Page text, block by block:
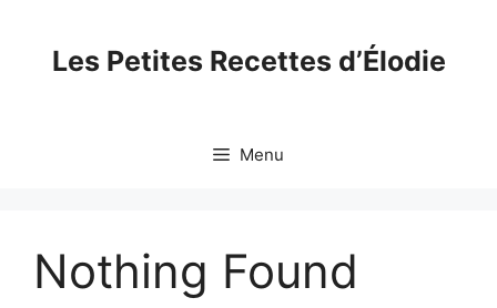
contentLes Petites Recettes d’Élodie
Menu
Nothing Found